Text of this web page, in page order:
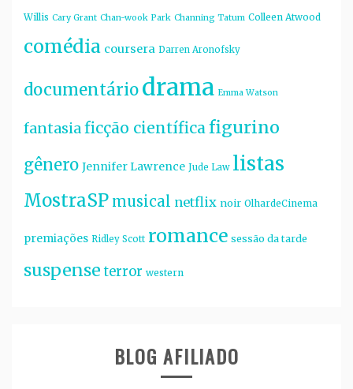
Willis Cary Grant Chan-wook Park Channing Tatum Colleen Atwood
comédia coursera Darren Aronofsky
documentáriodrama Emma Watson
fantasiaficção científicafigurino
gênero Jennifer Lawrence Jude Law listas
MostraSP musical netflix noir OlhardeCinema
premiações Ridley Scott romance sessão da tarde
suspense terror western
BLOG AFILIADO